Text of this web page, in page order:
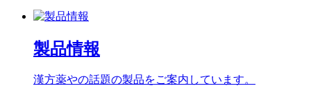
製品情報
漢方薬やの話題の製品をご案内しています。